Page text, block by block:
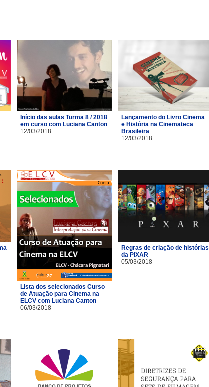
Início das aulas Turma 8 / 2018
em curso com Luciana Canton
12/03/2018
Lançamento do Livro Cinema
e História na Cinemateca
Brasileira
12/03/2018
Lista dos selecionados Curso
de Atuação para Cinema na
ELCV com Luciana Canton
06/03/2018
Regras de criação de histórias
da PIXAR
05/03/2018